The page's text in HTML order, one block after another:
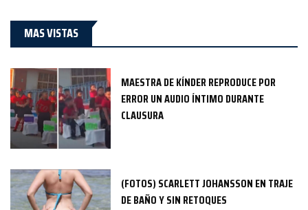
MAS VISTAS
MAESTRA DE KÍNDER REPRODUCE POR
ERROR UN AUDIO ÍNTIMO DURANTE
CLAUSURA
(FOTOS) SCARLETT JOHANSSON EN TRAJE
DE BAÑO Y SIN RETOQUES